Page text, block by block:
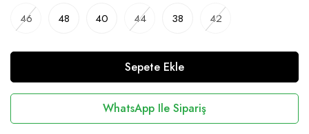
46 48 40 44 38 42
Sepete Ekle
WhatsApp Ile Sipariş